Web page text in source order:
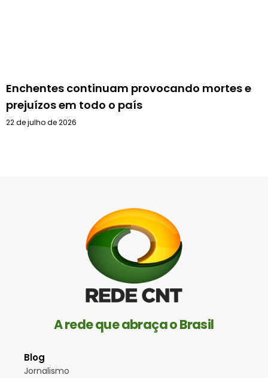
Enchentes continuam provocando mortes e
prejuízos em todo o país
22 de julho de 2026
A rede que abraça o Brasil
Blog
Jornalismo